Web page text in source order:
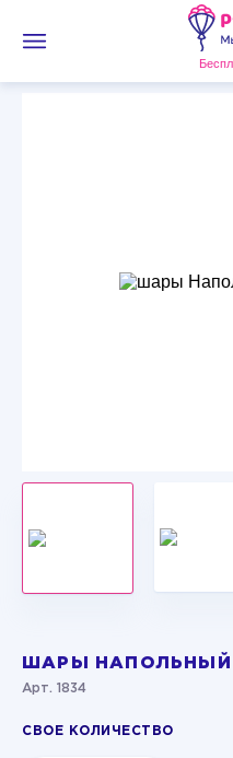
ШАРЫ НАПОЛЬНЫЙ
Арт. 1834
СВОЕ КОЛИЧЕСТВО